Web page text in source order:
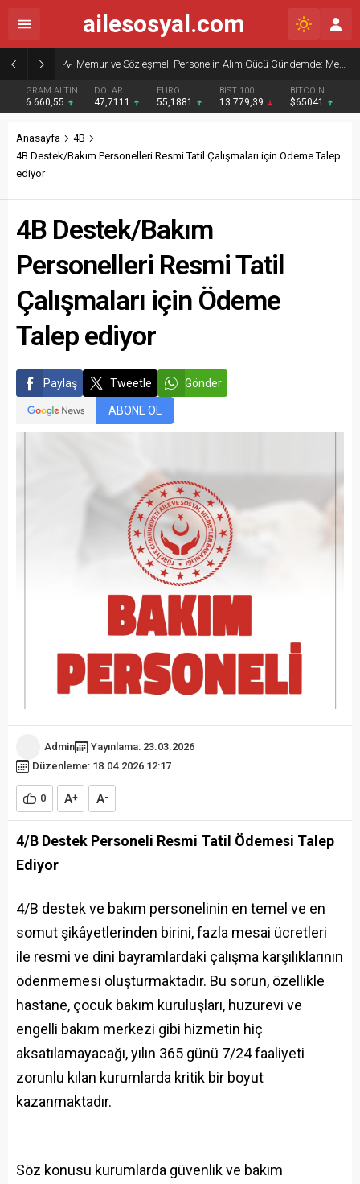
Memur ve Sözleşmeli Personelin Alım Gücü Gündemde: Memur-Sen’den Reform Çağrısı
GRAM ALTIN
6.660,55
DOLAR
47,7111
EURO
55,1881
BIST 100
13.779,39
BITCOIN
$65041
ailesosyal.com
Anasayfa
4B
4B Destek/Bakım Personelleri Resmi Tatil Çalışmaları için Ödeme Talep
ediyor
4B Destek/Bakım
Personelleri Resmi Tatil
Çalışmaları için Ödeme
Talep ediyor
Paylaş Tweetle Gönder
ABONE OL
Admin
Yayınlama: 23.03.2026
Düzenleme: 18.04.2026 12:17
0 A+ A-
4/B Destek Personeli Resmi Tatil Ödemesi Talep
Ediyor
4/B destek ve bakım personelinin en temel ve en
somut şikâyetlerinden birini, fazla mesai ücretleri
ile resmi ve dini bayramlardaki çalışma karşılıklarının
ödenmemesi oluşturmaktadır. Bu sorun, özellikle
hastane, çocuk bakım kuruluşları, huzurevi ve
engelli bakım merkezi gibi hizmetin hiç
aksatılamayacağı, yılın 365 günü 7/24 faaliyeti
zorunlu kılan kurumlarda kritik bir boyut
kazanmaktadır.
Söz konusu kurumlarda güvenlik ve bakım